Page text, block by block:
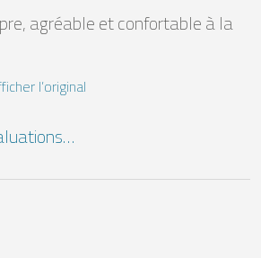
agréable et confortable à la
l’original